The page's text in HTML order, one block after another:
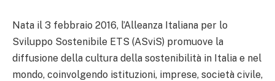
Nata il 3 febbraio 2016, l’Alleanza Italiana per lo
Sviluppo Sostenibile ETS (ASviS) promuove la
diffusione della cultura della sostenibilità in Italia e nel
mondo, coinvolgendo istituzioni, imprese, società civile,